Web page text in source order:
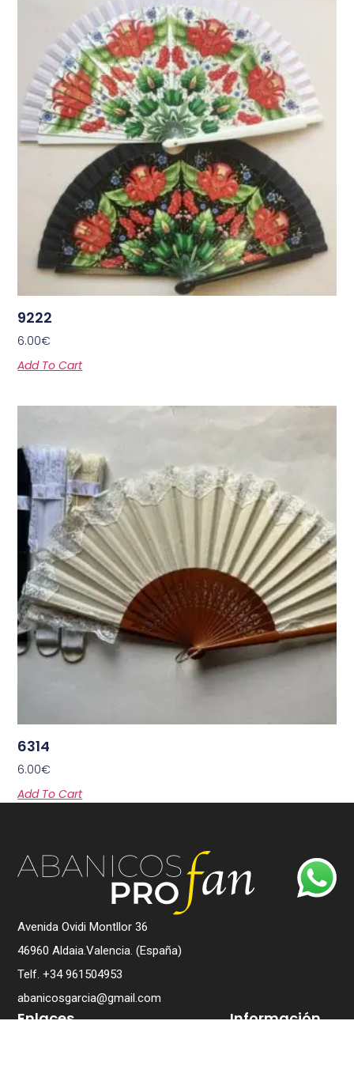
9222
6.00€
Add To Cart
6314
6.00€
Add To Cart
Avenida Ovidi Montllor 36
46960 Aldaia.Valencia. (España)
Telf. +34 961504953
abanicosgarcia@gmail.com
Enlaces Información